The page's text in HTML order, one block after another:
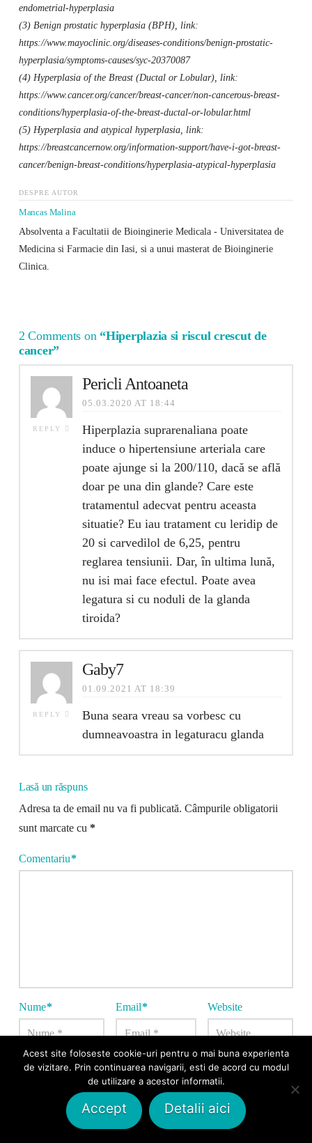
endometrial-hyperplasia
(3) Benign prostatic hyperplasia (BPH), link:
https://www.mayoclinic.org/diseases-conditions/benign-prostatic-
hyperplasia/symptoms-causes/syc-20370087
(4) Hyperplasia of the Breast (Ductal or Lobular), link:
https://www.cancer.org/cancer/breast-cancer/non-cancerous-breast-
conditions/hyperplasia-of-the-breast-ductal-or-lobular.html
(5) Hyperplasia and atypical hyperplasia, link:
https://breastcancernow.org/information-support/have-i-got-breast-
cancer/benign-breast-conditions/hyperplasia-atypical-hyperplasia
DESPRE AUTOR
Mancas Malina
Absolventa a Facultatii de Bioinginerie Medicala - Universitatea de
Medicina si Farmacie din Iasi, si a unui masterat de Bioinginerie
Clinica.
2 Comments on “Hiperplazia si riscul crescut de
cancer”
REPLY
Pericli Antoaneta
05.03.2020 AT 18:44
Hiperplazia suprarenaliana poate
induce o hipertensiune arteriala care
poate ajunge si la 200/110, dacă se află
doar pe una din glande? Care este
tratamentul adecvat pentru aceasta
situatie? Eu iau tratament cu leridip de
20 si carvedilol de 6,25, pentru
reglarea tensiunii. Dar, în ultima lună,
nu isi mai face efectul. Poate avea
legatura si cu noduli de la glanda
tiroida?
REPLY
Gaby7
01.09.2021 AT 18:39
Buna seara vreau sa vorbesc cu
dumneavoastra in legaturacu glanda
Lasă un răspuns
Adresa ta de email nu va fi publicată. Câmpurile obligatorii
sunt marcate cu *
Comentariu*
Nume* Email* Website
Salvează-mi numele, emailul și site-ul web în acest
navigator pentru data viitoare când o să comentez.
Acest site foloseste cookie-uri pentru o mai buna experienta
de vizitare. Prin continuarea navigarii, esti de acord cu modul
de utilizare a acestor informatii.
Accept Detalii aici